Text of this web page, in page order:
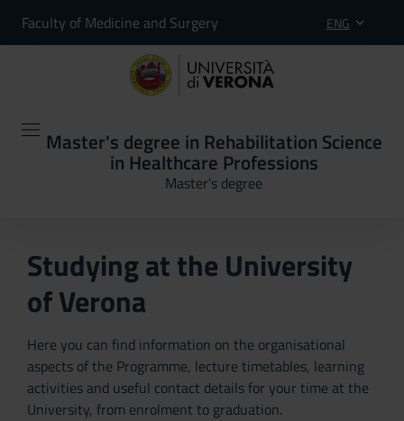
Faculty of Medicine and Surgery ENG
Master's degree in Rehabilitation Science
in Healthcare Professions
Master’s degree
Studying at the University
of Verona
Here you can find information on the organisational
aspects of the Programme, lecture timetables, learning
activities and useful contact details for your time at the
University, from enrolment to graduation.